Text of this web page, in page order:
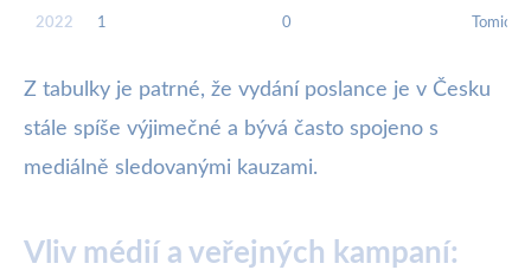
2022 1 0 Tomio
Z tabulky je patrné, že vydání poslance je v Česku
stále spíše výjimečné a bývá často spojeno s
mediálně sledovanými kauzami.
Vliv médií a veřejných kampaní: